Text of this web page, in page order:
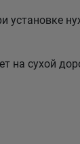
установке
на сухой